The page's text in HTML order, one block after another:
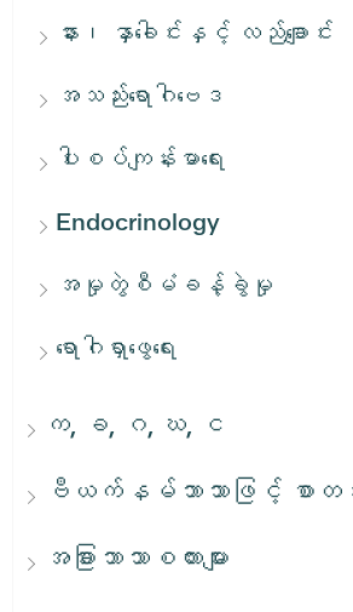
နား၊ နှာခေါင်းနှင့် လည်ချောင်း
အသည်းရောဂါဗေဒ
ပါးစပ်ကျန်းမာရေး
Endocrinology
အမှုတွဲစီမံခန့်ခွဲမှု
ရောဂါရှာဖွေရေး
က, ခ, ဂ, ဃ, င
ဗီယက်နမ်ဘာသာဖြင့် စာတမ်း
အခြားဘာသာစကားများ